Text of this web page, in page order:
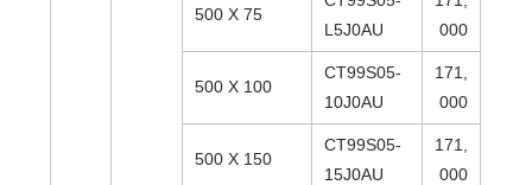
500 X 75
L5J0AU
000
500 X 100
CT99S05-
10J0AU
171,
000
500 X 150
CT99S05-
15J0AU
171,
000